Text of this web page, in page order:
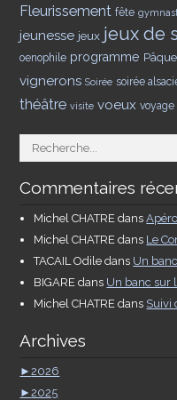
Fleurissement fête
jeunesse jeux jeux de
oenophile programme
vignerons Soirée soirée
théâtre visite voeux voyage
Commentaires
Michel CHATRE dans
Michel CHATRE dans Le
TACAIL Odile dans Un
BIGARE dans Un banc sur
Michel CHATRE dans Suivi
Archives
►2026
►2025